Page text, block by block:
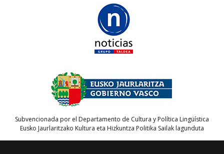
Subvencionada por el Departamento de Cultura y Política Lingüística
Eusko Jaurlaritzako Kultura eta Hizkuntza Politika Sailak lagunduta